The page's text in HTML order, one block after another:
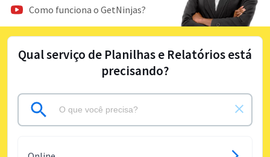
Como funciona o GetNinjas?
Qual serviço de Planilhas e Relatórios está
precisando?